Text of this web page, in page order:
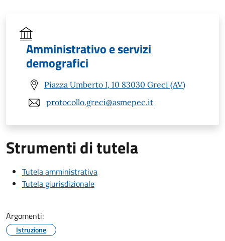
Amministrativo e servizi
demografici
Piazza Umberto I, 10 83030 Greci (AV)
protocollo.greci@asmepec.it
Strumenti di tutela
Tutela amministrativa
Tutela giurisdizionale
Argomenti:
Istruzione